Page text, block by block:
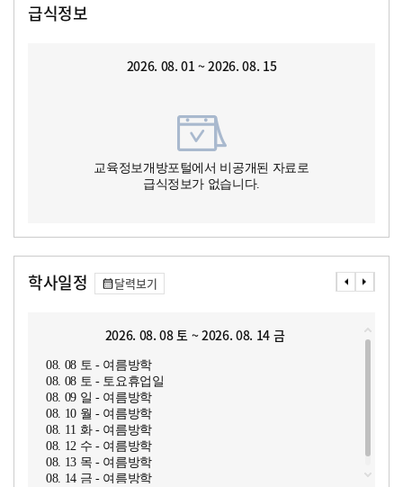
급식정보
2026. 08. 01 ~ 2026. 08. 15
교육정보개방포털에서 비공개된 자료로
급식정보가 없습니다.
학사일정 달력보기
2026. 08. 08 토 ~ 2026. 08. 14 금
08. 08 토 - 여름방학
08. 08 토 - 토요휴업일
08. 09 일 - 여름방학
08. 10 월 - 여름방학
08. 11 화 - 여름방학
08. 12 수 - 여름방학
08. 13 목 - 여름방학
08. 14 금 - 여름방학